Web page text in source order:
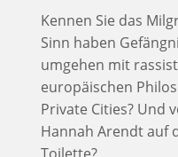
Kennen Sie das
Sinn haben
umgehen mit
europäischen
Private Cities? Und
Hannah Arendt auf
Toilette?